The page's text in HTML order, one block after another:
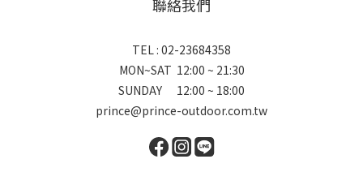
聯絡我們
TEL : 02-23684358
MON~SAT 12:00 ~ 21:30
SUNDAY 12:00 ~ 18:00
prince@prince-outdoor.com.tw